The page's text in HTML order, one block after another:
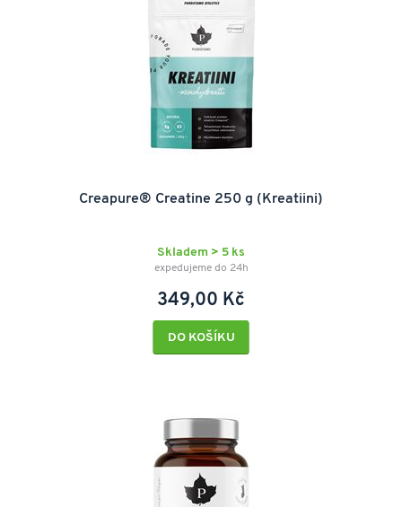
Creapure® Creatine 250 g (Kreatiini)
Skladem > 5 ks
expedujeme do 24h
349,00 Kč
DO KOŠÍKU